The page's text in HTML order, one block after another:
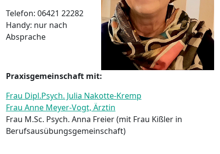
Telefon: 06421 22282
Handy: nur nach
Absprache
Praxisgemeinschaft mit:
Frau Dipl.Psych. Julia Nakotte-Kremp
Frau Anne Meyer-Vogt, Ärztin
Frau M.Sc. Psych. Anna Freier (mit Frau Kißler in
Berufsausübungsgemeinschaft)